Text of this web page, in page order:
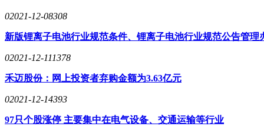
02021-12-08308
新版锂离子电池行业规范条件、锂离子电池行业规范公告管理
02021-12-111378
禾迈股份：网上投资者弃购金额为3.63亿元
02021-12-14393
97只个股涨停 主要集中在电气设备、交通运输等行业